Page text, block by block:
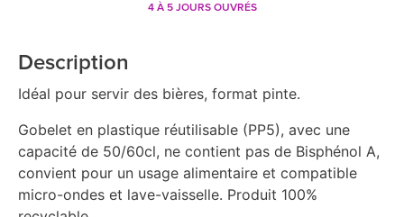
4 À 5 JOURS OUVRÉS
Description
Idéal pour servir des bières, format pinte.
Gobelet en plastique réutilisable (PP5), avec une
capacité de 50/60cl, ne contient pas de Bisphénol A,
convient pour un usage alimentaire et compatible
micro-ondes et lave-vaisselle. Produit 100%